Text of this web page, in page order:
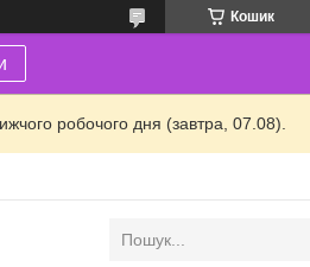
Кошик
робочого дня (завтра, 07.08).